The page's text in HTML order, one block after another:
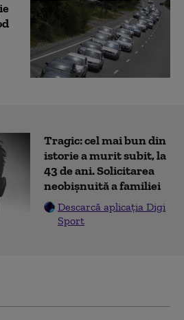
Tragic: cel mai bun din
istorie a murit subit, la
43 de ani. Solicitarea
neobișnuită a familiei
Descarcă aplicația Digi
Sport